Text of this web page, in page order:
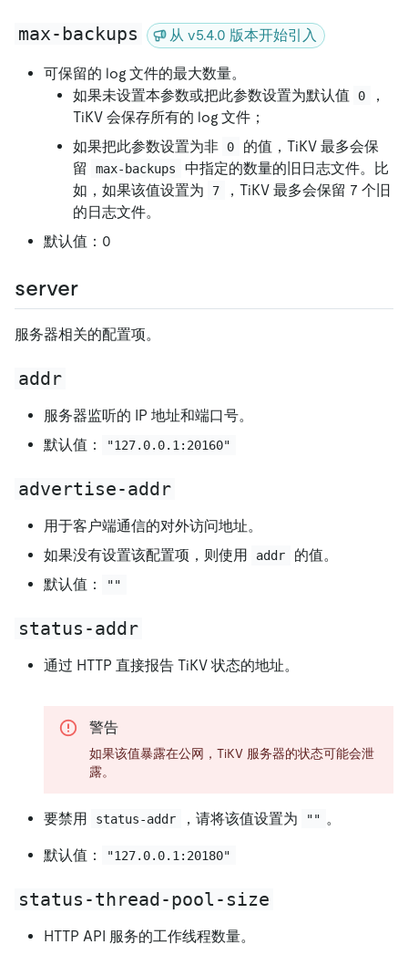
max-backups 从 v5.4.0 版本开始引入
可保留的 log 文件的最大数量。
如果未设置本参数或把此参数设置为默认值
0
，
TiKV 会保存所有的 log 文件；
如果把此参数设置为非
0
的值，TiKV 最多会保
留
max-backups
中指定的数量的旧日志文件。比
如，如果该值设置为
7
，TiKV 最多会保留 7 个旧
的日志文件。
默认值：0
server
服务器相关的配置项。
addr
服务器监听的 IP 地址和端口号。
默认值：
"127.0.0.1:20160"
advertise-addr
用于客户端通信的对外访问地址。
如果没有设置该配置项，则使用
addr
的值。
默认值：
""
status-addr
通过 HTTP 直接报告 TiKV 状态的地址。
警告
如果该值暴露在公网，TiKV 服务器的状态可能会泄
露。
要禁用 status-addr ，请将该值设置为 "" 。
默认值： "127.0.0.1:20180"
status-thread-pool-size
HTTP API 服务的工作线程数量。